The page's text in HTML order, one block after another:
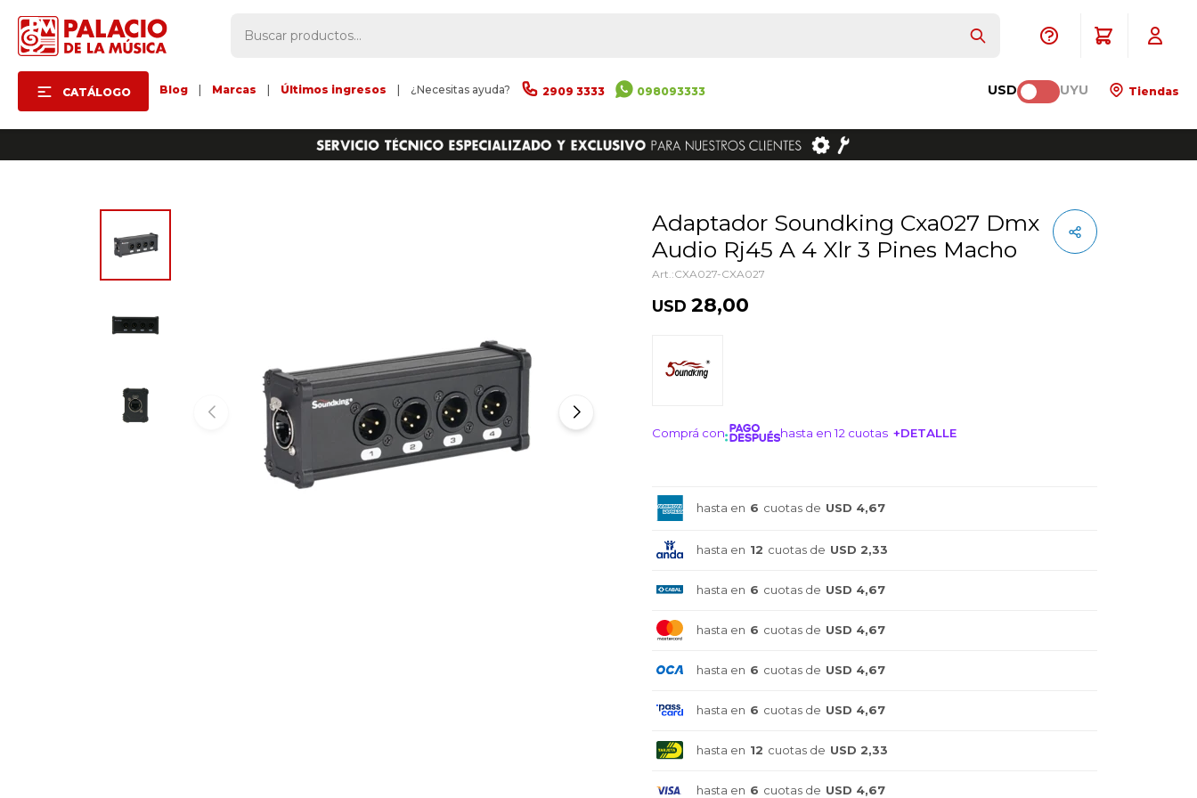
CATÁLOGO Blog Marcas Últimos ingresos ¿Necesitas ayuda? 2909 3333 098093333 USD UYU Tiendas
Adaptador Soundking Cxa027 Dmx
Audio Rj45 A 4 Xlr 3 Pines Macho
CXA027-CXA027
USD 28,00
Comprá con hasta en 12 cuotas +DETALLE
hasta en 6 cuotas de USD 4,67
hasta en 12 cuotas de USD 2,33
hasta en 6 cuotas de USD 4,67
hasta en 6 cuotas de USD 4,67
hasta en 6 cuotas de USD 4,67
hasta en 6 cuotas de USD 4,67
hasta en 12 cuotas de USD 2,33
hasta en 6 cuotas de USD 4,67